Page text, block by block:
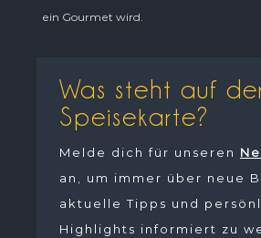
ein Gourmet wird.
Was steht auf
Speisekarte?
Melde dich für unseren
an, um immer über neue
aktuelle Tipps und
Highlights informiert zu